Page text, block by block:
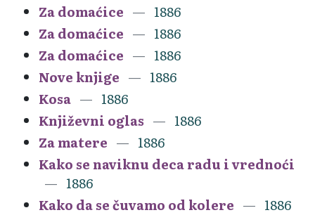
Za domaćice
1886
Za domaćice
1886
Za domaćice
1886
Nove knjige
1886
Kosa
1886
Književni oglas
1886
Za matere
1886
Kako se naviknu deca radu i vrednoći
1886
Kako da se čuvamo od kolere
1886